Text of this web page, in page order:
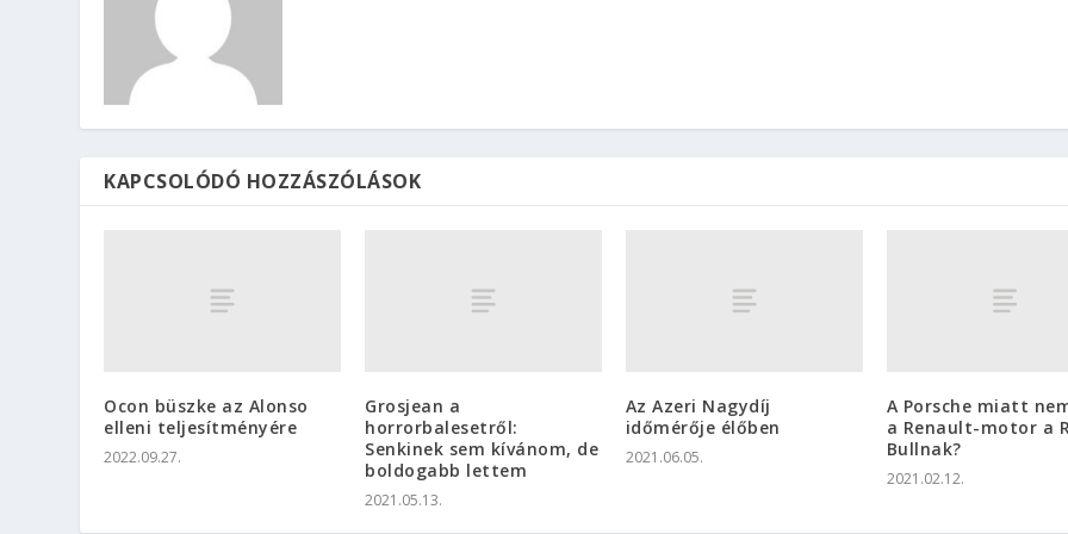
KAPCSOLÓDÓ HOZZÁSZÓLÁSOK
Ocon büszke az Alonso
elleni teljesítményére
2022.09.27.
Grosjean a
horrorbalesetről:
Senkinek sem kívánom, de
boldogabb lettem
2021.05.13.
Az Azeri Nagydíj
időmérője élőben
2021.06.05.
A Porsche miatt
a Renault-motor a
Bullnak?
2021.02.12.